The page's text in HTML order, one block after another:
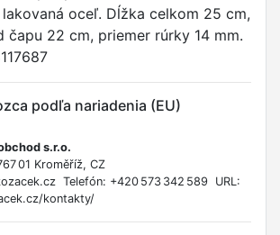
oceľ. Dĺžka celkom 25 cm,
čapu 22 cm, priemer rúrky 14 mm.
podľa nariadenia (EU)
s.r.o.
01 Kroměříž, CZ
Telefón: +420 573 342 589 URL:
kontakty/